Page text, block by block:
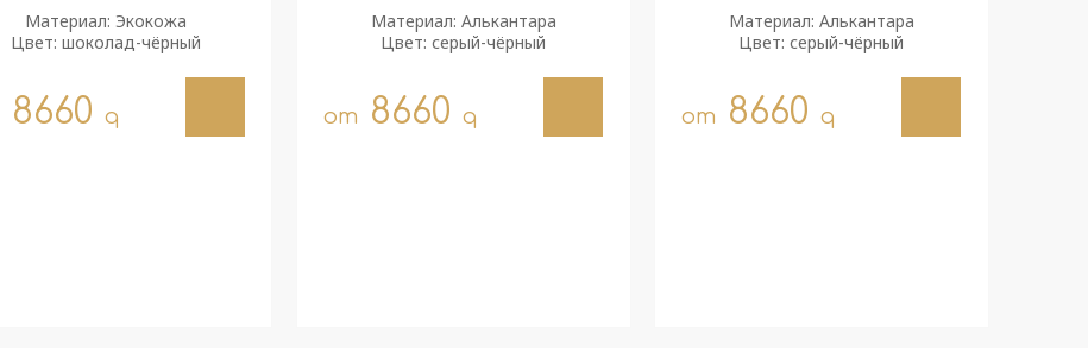
Материал: Экокожа
Цвет: шоколад-чёрный
8660 q
Материал: Алькантара
Цвет: серый-чёрный
от 8660 q
Материал: Алькантара
Цвет: серый-чёрный
от 8660q